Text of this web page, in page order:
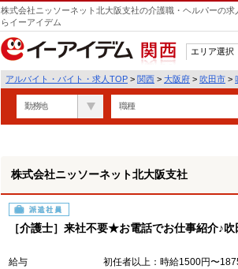
株式会社ニッソーネット北大阪支社の介護職・ヘルパーの
らイーアイデム
関西
エリア選択
アルバイト・バイト・求人TOP > 関西 > 大阪府 > 吹田市 >
勤務地 職種
株式会社ニッソーネット北大阪支社
派遣社員
［介護士］来社不要★お電話でお仕事紹介♪
給与
初任者以上：時給1500円〜